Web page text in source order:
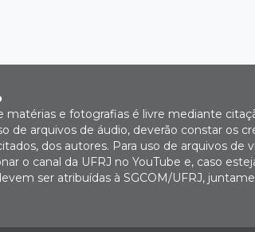
matérias e fotografias é livre mediante
de arquivos de áudio, deverão constar os
dos autores. Para uso de arquivos de
o canal da UFRJ no YouTube e, caso
ser atribuídas à SGCOM/UFRJ,